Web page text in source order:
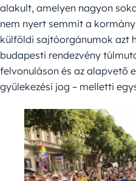
alakult, amelyen nagyon
nem nyert semmit a
külföldi sajtóorgánumok azt
budapesti rendezvény
felvonuláson és az alapvető
gyülekezési jog – melletti